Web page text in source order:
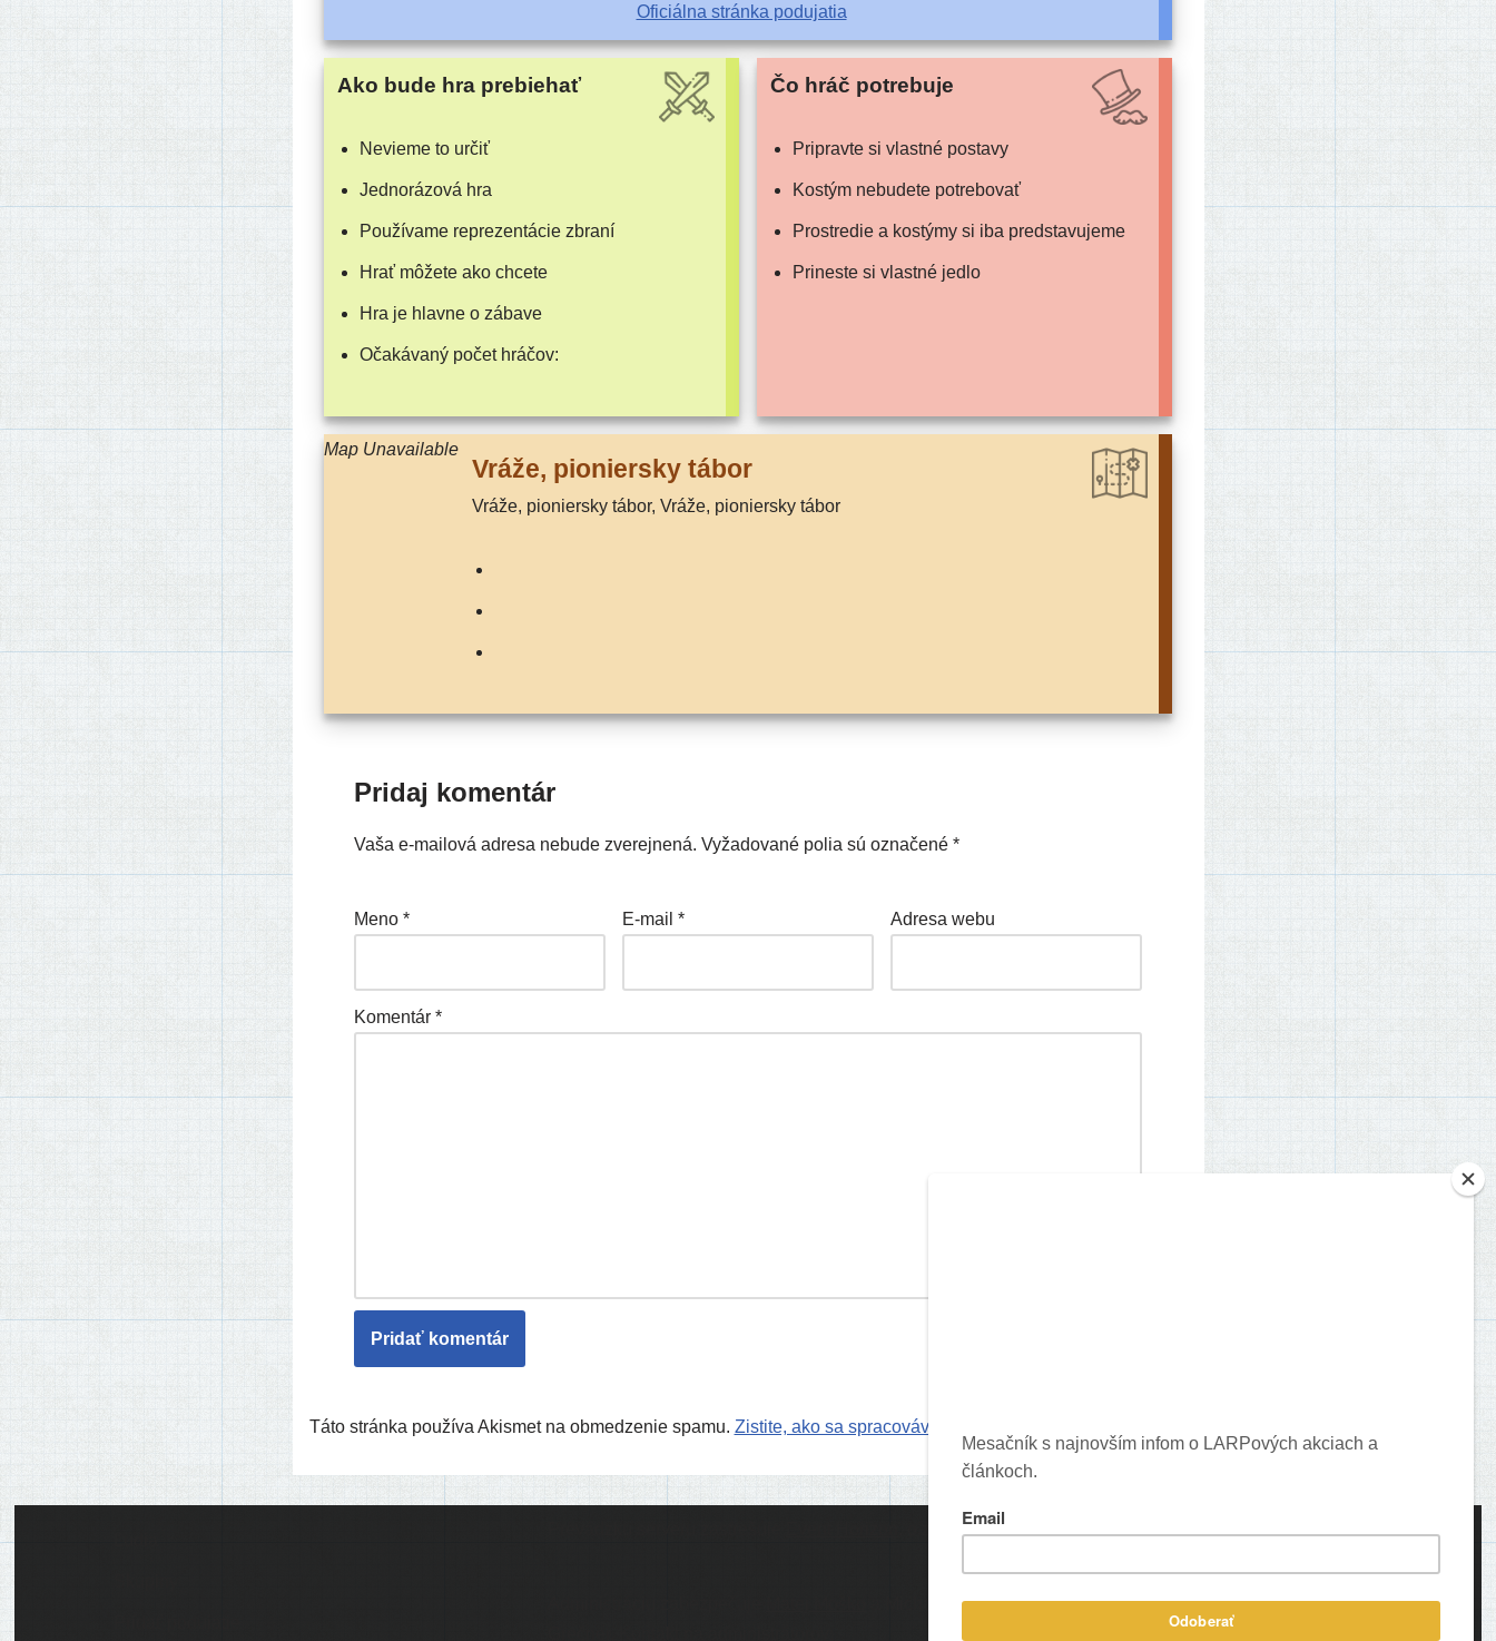
Oficiálna strán­ka podujatia
Ako bude hra prebiehať
Nevieme to určiť
Jednorázová hra
Používame repre­zen­tá­cie zbraní
Hrať môže­te ako chcete
Hra je hlav­ne o zábave
Očakávaný počet hráčov:
Čo hráč potrebuje
Pripravte si vlast­né postavy
Kostým nebu­de­te potrebovať
Prostredie a kos­tý­my si iba predstavujeme
Prineste si vlast­né jedlo
Map Unavailable
Vráže, pionier­sky tábor
Vráže, pionier­sky tábor, Vráže, pionier­sky tábor
Pridaj komentár
Vaša e-mailová adresa nebude zverejnená. Vyžadované polia sú označené *
Meno * E-mail * Adresa webu
Komentár *
Táto stránka používa Akismet na obmedzenie spamu. Zistite, ako sa spracovávajú údaje o vašich komentároch.
Icons created by Freepik - Flaticon